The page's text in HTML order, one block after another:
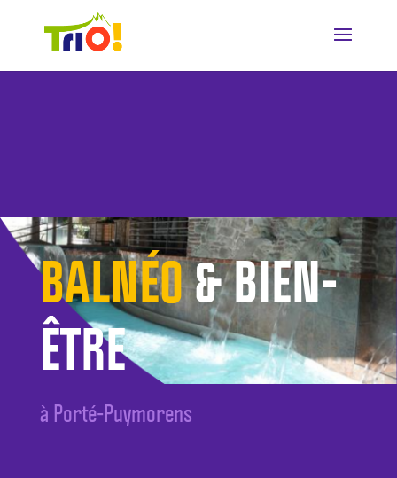
BALNÉO& BIEN-
ÊTRE
à Porté-Puymorens